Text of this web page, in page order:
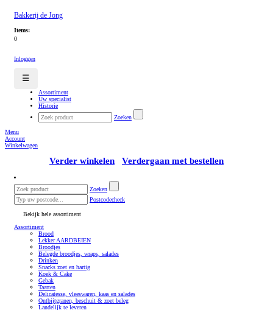
Bakkerij de Jong
Items:
0
Inloggen
☰
Assortiment
Uw specialist
Historie
Zoeken
Menu
Account
Winkelwagen
Verder winkelen Verdergaan met bestellen
Zoeken
Postcodecheck
Bekijk hele assortiment
Assortiment
Brood
Lekker AARDBEIEN
Broodjes
Belegde broodjes, wraps, salades
Drinken
Snacks zoet en hartig
Koek & Cake
Gebak
Taarten
Delicatesse, vleeswaren, kaas en salades
Ontbijtgranen, beschuit & zoet beleg
Landelijk te leveren